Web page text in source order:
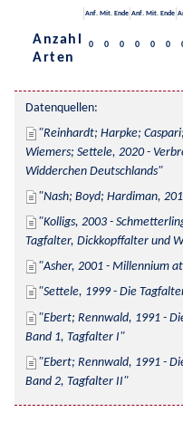
Anf. Mit. Ende Anf. Mit. Ende
Anzahl
Arten
0 0 0 0 0 0
Datenquellen:
Reinhardt; Harpke;
Wiemers; Settele, 2020 -
Widderchen Deutschlands
Nash; Boyd; Hardiman,
Kolligs, 2003 -
Tagfalter, Dickkopffalter und
Asher, 2001 - Millennium
Settele, 1999 - Die
Ebert; Rennwald, 1991 -
Band 1, Tagfalter I
Ebert; Rennwald, 1991 -
Band 2, Tagfalter II